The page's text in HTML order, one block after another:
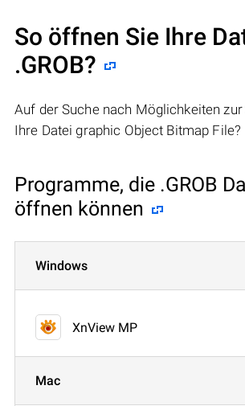
So öffnen Sie Ihre
.GROB?
Auf der Suche nach Möglichkeiten
Ihre Datei graphic Object Bitmap File?
Programme, die .GROB
öffnen können
Windows
XnView MP
Mac